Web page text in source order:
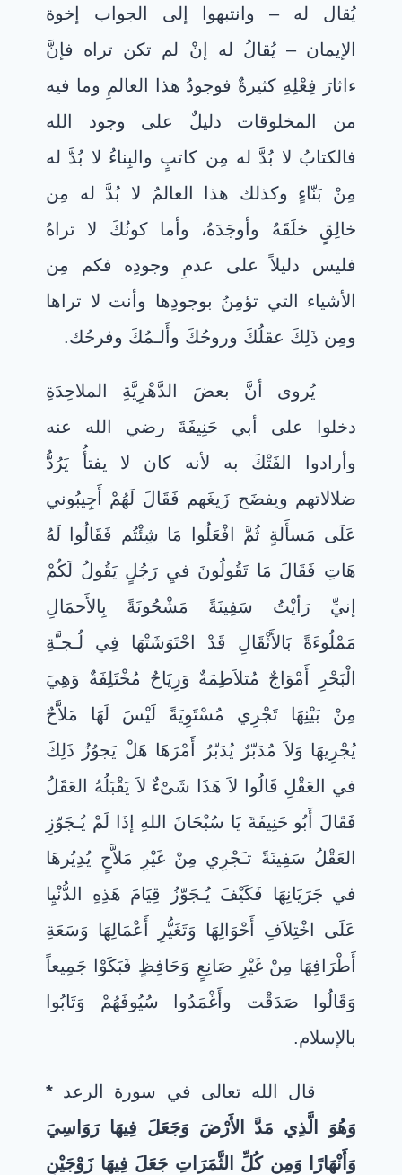
يُقال له – وانتبهوا إلى الجواب إخوة
الإيمان – يُقالُ له إنْ لم تكن تراه فإنَّ
ءاثارَ فِعْلِهِ كثيرةٌ فوجودُ هذا العالمِ وما فيه
من المخلوقات دليلٌ على وجود الله
فالكتابُ لا بُدَّ له مِن كاتبٍ والبِناءُ لا بُدَّ له
مِنْ بَنّاءٍ وكذلك هذا العالمُ لا بُدَّ له مِن
خالِقٍ خلَقَهُ وأوجَدَهُ، وأما كونُكَ لا تراهُ
فليس دليلاً على عدمِ وجودِه فكم مِن
الأشياء التي تؤمِنُ بوجودِها وأنت لا تراها
ومِن ذَلِكَ عقلُكَ وروحُكَ وأَلـمُكَ وفرحُك.
يُروى أنَّ بعضَ الدَّهْرِيَّةِ الملاحِدَةِ
دخلوا على أبي حَنِيفَةَ رضي الله عنه
وأرادوا الفَتْكَ به لأنه كان لا يفتأُ يَرُدُّ
ضلالاتهم ويفضَح زَيغَهم فَقَالَ لَهُمْ أَجِيبُوني
عَلَى مَسأَلةٍ ثُمَّ افْعَلُوا مَا شِئْتُم فَقَالُوا لَهُ
هَاتِ فَقَالَ مَا تَقُولُونَ فيِ رَجُلٍ يَقُولُ لَكُمْ
إنيِّ رَأيْتُ سَفِينَةً مَشْحُونَةً بِالأَحمَالِ
مَمْلُوءَةً بَالأَثْقَالِ قَدْ احْتَوَشَتْهَا فِي لُـجـَّةِ
الْبَحْرِ أَمْوَاجٌ مُتلاَطِمَةٌ وَرِيَاحٌ مُخْتَلِفَةٌ وَهِيَ
مِنْ بَيْنِهَا تَجْرِي مُسْتَوِيَةً لَيْسَ لَهَا مَلاَّحٌ
يُجْرِيهَا وَلاَ مُدَبّرٌ يُدَبّرُ أَمْرَهَا هَلْ يَجوُزُ ذَلِكَ
في العَقْلِ قَالُوا لاَ هَذَا شَىْءٌ لاَ يَقْبَلُهُ العَقَلُ
فَقَالَ أَبُو حَنِيفَةَ يَا سُبْحَانَ اللهِ إذَا لَمْ يُـجَوّزِ
العَقْلُ سَفِينَةً تـَجْرِي مِنْ غَيْرِ مَلاَّحٍ يُدِيُرهَا
في جَرَيَانِهَا فَكَيْفَ يُـجَوّزُ قِيَامَ هَذِهِ الدُّنْيِا
عَلَى اخْتِلاَفِ أَحْوَالِهَا وَتَغَيُّرِ أَعْمَالِهَا وَسَعَةِ
أَطْرَافِهَا مِنْ غَيْرِ صَانِعٍ وَحَافِظٍ فَبَكَوْا جَمِيعاً
وَقَالُوا صَدَقْت وأَغْمَدُوا سُيُوفَهُمْ وَتَابُوا
بالإسلام.
قال الله تعالى في سورة الرعد *
وَهُوَ الَّذِي مَدَّ الأَرْضَ وَجَعَلَ فِيهَا رَوَاسِيَ
وَأَنْهَارًا وَمِن كُلِّ الثَّمَرَاتِ جَعَلَ فِيهَا زَوْجَيْنِ